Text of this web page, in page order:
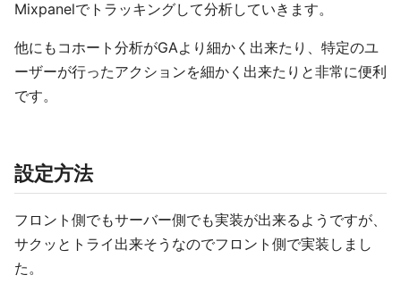
Mixpanelでトラッキングして分析していきます。
他にもコホート分析がGAより細かく出来たり、特定のユ
ーザーが行ったアクションを細かく出来たりと非常に便利
です。
設定方法
フロント側でもサーバー側でも実装が出来るようですが、
サクッとトライ出来そうなのでフロント側で実装しまし
た。